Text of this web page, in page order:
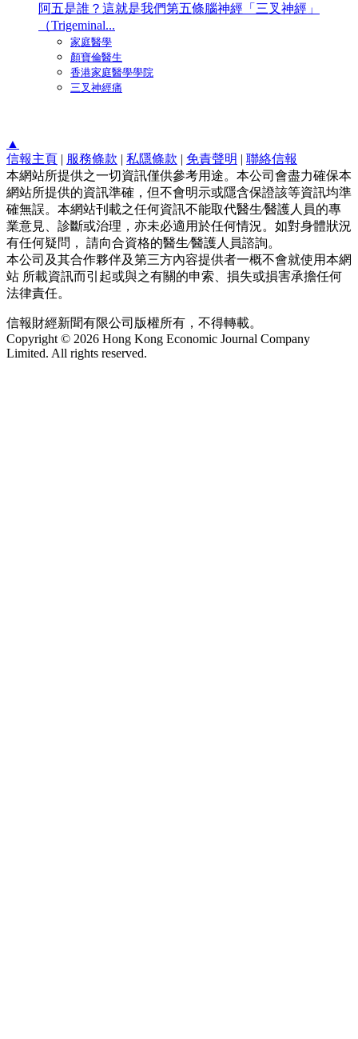
阿五是誰？這就是我們第五條腦神經「三叉神經」
（Trigeminal...
家庭醫學
顏寶倫醫生
香港家庭醫學學院
三叉神經痛
▲
信報主頁 | 服務條款 | 私隱條款 | 免責聲明 | 聯絡信報
本網站所提供之一切資訊僅供參考用途。本公司會盡力確保本
網站所提供的資訊準確，但不會明示或隱含保證該等資訊均準
確無誤。本網站刊載之任何資訊不能取代醫生∕醫護人員的專
業意見、診斷或治理，亦未必適用於任何情況。如對身體狀況
有任何疑問， 請向合資格的醫生∕醫護人員諮詢。
本公司及其合作夥伴及第三方內容提供者一概不會就使用本網
站 所載資訊而引起或與之有關的申索、損失或損害承擔任何
法律責任。
信報財經新聞有限公司版權所有，不得轉載。
Copyright © 2026 Hong Kong Economic Journal Company
Limited. All rights reserved.